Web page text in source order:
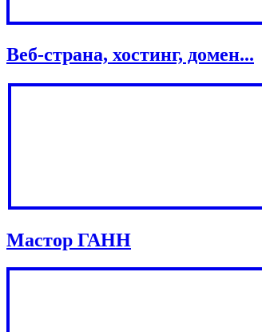
Веб-страна, хостинг, домен...
Мастор ГАНН